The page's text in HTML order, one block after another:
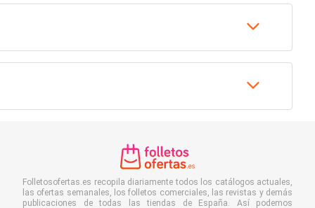
Folletosofertas.es recopila diariamente todos los catálogos actuales,
las ofertas semanales, los folletos comerciales, las revistas y demás
publicaciones de todas las tiendas de España. Así podemos